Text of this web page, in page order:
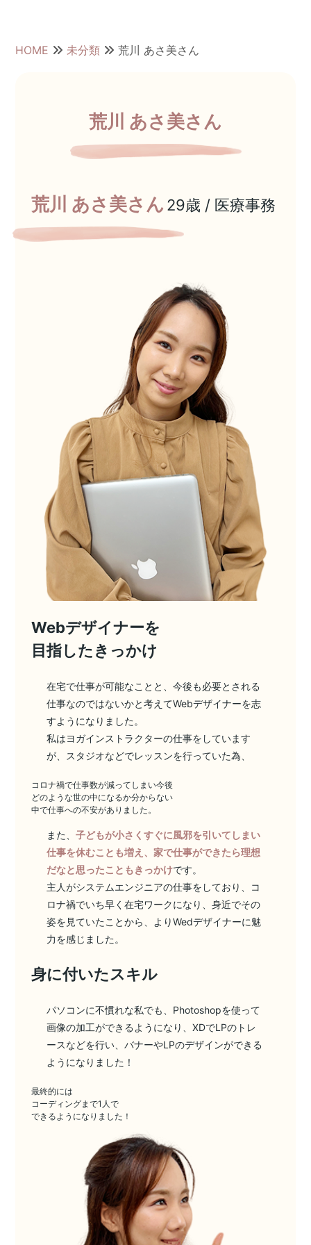
HOME 未分類 荒川 あさ美さん
荒川 あさ美さん
荒川 あさ美さん 29歳 / 医療事務
Webデザイナーを
目指したきっかけ
在宅で仕事が可能なことと、今後も必要とされる
仕事なのではないかと考えてWebデザイナーを志
すようになりました。
私はヨガインストラクターの仕事をしています
が、スタジオなどでレッスンを行っていた為、
コロナ禍で仕事数が減ってしまい今後
どのような世の中になるか分からない
中で仕事への不安がありました。
また、子どもが小さくすぐに風邪を引いてしまい
仕事を休むことも増え、家で仕事ができたら理想
だなと思ったこともきっかけです。
主人がシステムエンジニアの仕事をしており、コ
ロナ禍でいち早く在宅ワークになり、身近でその
姿を見ていたことから、よりWedデザイナーに魅
力を感じました。
身に付いたスキル
パソコンに不慣れな私でも、Photoshopを使って
画像の加工ができるようになり、XDでLPのトレ
ースなどを行い、バナーやLPのデザインができる
ようになりました！
最終的には
コーディングまで1人で
できるようになりました！